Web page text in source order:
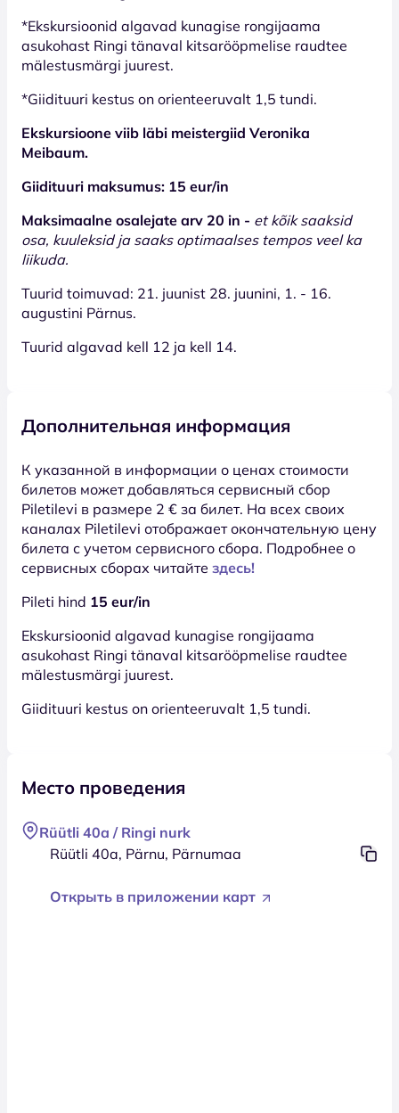
*Ekskursioonid algavad kunagise rongijaama
asukohast Ringi tänaval kitsarööpmelise raudtee
mälestusmärgi juurest.
*Giidituuri kestus on orienteeruvalt 1,5 tundi.
Ekskursioone viib läbi meistergiid Veronika
Meibaum.
Giidituuri maksumus: 15 eur/in
Maksimaalne osalejate arv 20 in - et kõik saaksid
osa, kuuleksid ja saaks optimaalses tempos veel ka
liikuda.
Tuurid toimuvad: 21. juunist 28. juunini, 1. - 16.
augustini Pärnus.
Tuurid algavad kell 12 ja kell 14.
Дополнительная информация
К указанной в информации о ценах стоимости
билетов может добавляться сервисный сбор
Piletilevi в размере 2 € за билет. На всех своих
каналах Piletilevi отображает окончательную цену
билета с учетом сервисного сбора. Подробнее о
сервисных сборах читайте здесь!
Pileti hind 15 eur/in
Ekskursioonid algavad kunagise rongijaama
asukohast Ringi tänaval kitsarööpmelise raudtee
mälestusmärgi juurest.
Giidituuri kestus on orienteeruvalt 1,5 tundi.
Место проведения
Rüütli 40a / Ringi nurk
Rüütli 40a, Pärnu, Pärnumaa
Открыть в приложении карт